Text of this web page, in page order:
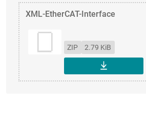
XML-EtherCAT-Interface
ZIP 2.79 KiB
DESCARGAR